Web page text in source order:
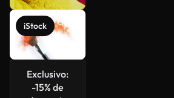
iStock
Exclusivo:
-15% de